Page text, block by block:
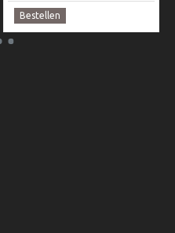
Bestellen